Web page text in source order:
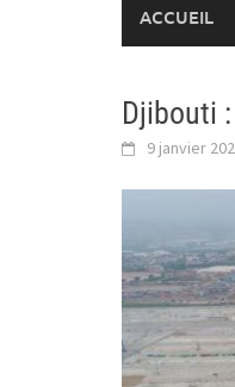
ACCUEIL
Djibouti
9 janvier